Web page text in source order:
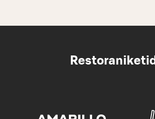
Restoraniketid